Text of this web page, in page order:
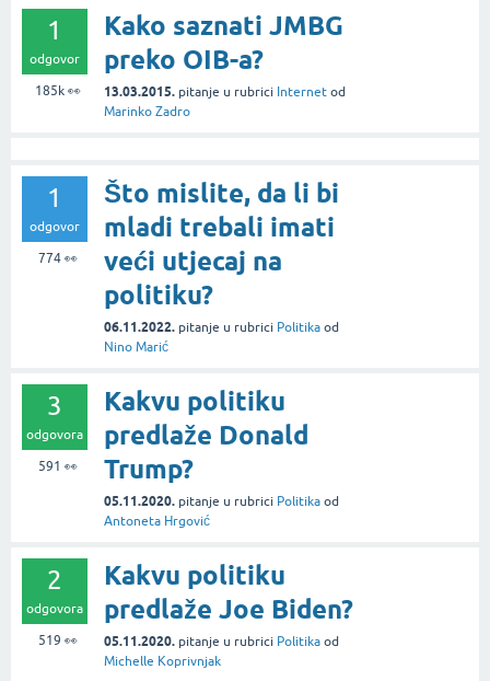
1
odgovor
185k👀
Kako saznati JMBG
preko OIB-a?
13.03.2015. pitanje u rubrici Internet od
Marinko Zadro
1
odgovor
774👀
Što mislite, da li bi
mladi trebali imati
veći utjecaj na
politiku?
06.11.2022. pitanje u rubrici Politika od
Nino Marić
3
odgovora
591 👀
Kakvu politiku
predlaže Donald
Trump?
05.11.2020. pitanje u rubrici Politika od
Antoneta Hrgović
2
odgovora
519 👀
Kakvu politiku
predlaže Joe Biden?
05.11.2020. pitanje u rubrici Politika od
Michelle Koprivnjak